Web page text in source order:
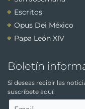
Escritos
Opus Dei México
Papa León XIV
Boletín
Si deseas recibir las
suscríbete aquí: